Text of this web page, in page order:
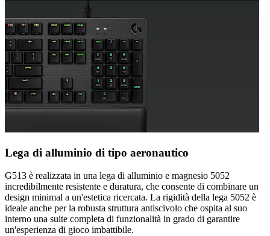
Lega di alluminio di tipo aeronautico
G513 è realizzata in una lega di alluminio e magnesio 5052
incredibilmente resistente e duratura, che consente di combinare un
design minimal a un'estetica ricercata. La rigidità della lega 5052 è
ideale anche per la robusta struttura antiscivolo che ospita al suo
interno una suite completa di funzionalità in grado di garantire
un'esperienza di gioco imbattibile.